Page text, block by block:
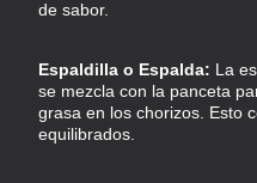
de sabor.
Espaldilla o Espalda: La
se mezcla con la panceta
grasa en los chorizos. Esto
equilibrados.